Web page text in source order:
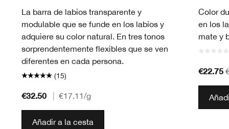
La barra de labios transparente y
modulable que se funde en los labios y
adquiere su color natural. En tres tonos
sorprendentemente flexibles que se ven
diferentes en cada persona.
(15)
€32.50 €17.11/g
Añadir a la cesta
Color
en los
mate y
€22.75